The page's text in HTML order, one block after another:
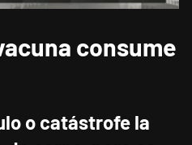
consume
o catástrofe la